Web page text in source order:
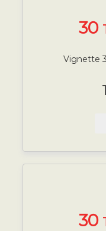
30
Vignette
30